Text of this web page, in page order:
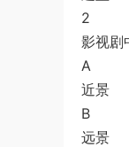
2
影视剧
A
近景
B
远景